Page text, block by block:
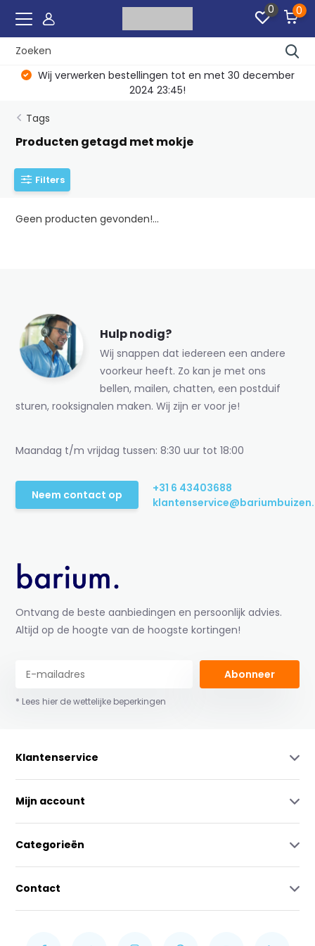
0 0
Wij verwerken bestellingen tot en met 30 december
2024 23:45!
Tags
Producten getagd met mokje
Filters
Geen producten gevonden!...
Hulp nodig?
Wij snappen dat iedereen een andere
voorkeur heeft. Zo kan je met ons
bellen, mailen, chatten, een postduif
sturen, rooksignalen maken. Wij zijn er voor je!
Maandag t/m vrijdag tussen: 8:30 uur tot 18:00
Neem contact op
+31 6 43403688
Ontvang de beste aanbiedingen en persoonlijk advies.
Altijd op de hoogte van de hoogste kortingen!
Abonneer
* Lees hier de wettelijke beperkingen
Klantenservice
Mijn account
Categorieën
Contact